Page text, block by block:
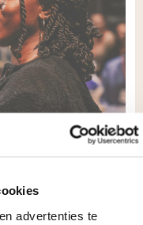
advertenties te